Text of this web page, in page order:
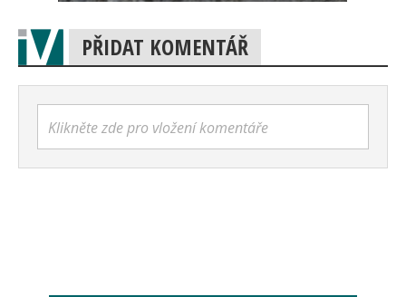
PŘIDAT KOMENTÁŘ
Klikněte zde pro vložení komentáře